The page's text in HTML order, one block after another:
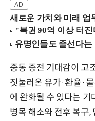
새로운 가치와 미래 업무 환경을 조망
중동 종전 기대감이 고
짓눌러온 유가·환율·
에 완화될 수 있다는 기
병목 해소와 전후 복구,